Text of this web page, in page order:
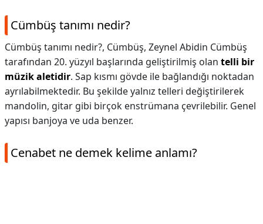
Cümbüş tanımı nedir?
Cümbüş tanımı nedir?, Cümbüş, Zeynel Abidin Cümbüş
tarafından 20. yüzyıl başlarında geliştirilmiş olan telli bir
müzik aletidir. Sap kısmı gövde ile bağlandığı noktadan
ayrılabilmektedir. Bu şekilde yalnız telleri değiştirilerek
mandolin, gitar gibi birçok enstrümana çevrilebilir. Genel
yapısı banjoya ve uda benzer.
Cenabet ne demek kelime anlamı?